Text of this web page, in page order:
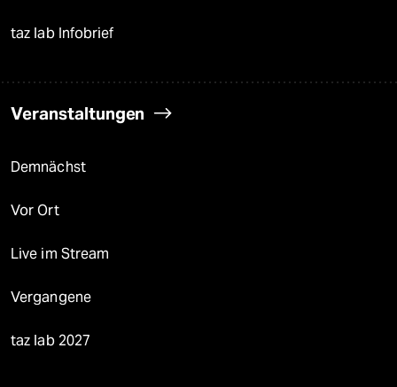
taz lab Infobrief
Veranstaltungen
Demnächst
Vor Ort
Live im Stream
Vergangene
taz lab 2027